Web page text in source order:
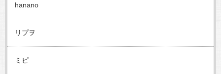
hanano
リプヲ
ミピ